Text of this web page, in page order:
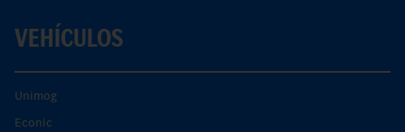
VEHÍCULOS
Unimog
Econic